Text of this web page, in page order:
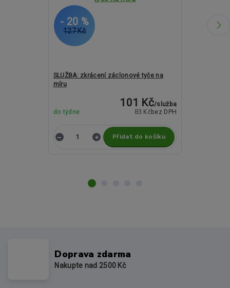
127 Kč
- 20 %
SLUŽBA: zkrácení záclonové tyče na
míru
101 Kč/služba
83 Kč bez DPH
do týdne
Přidat do košíku
1 638 Kč
- 12 %
Doprava zdarma
Nakupte nad 2500 Kč